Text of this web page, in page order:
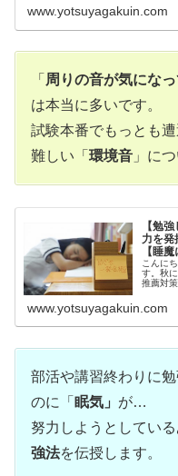
www.yotsuyagakuin.com
「 周りの音が気にな
は本当に多いです。
試験本番でもっとも
難しい「 環境音 」に
【勉
力を
【睡
こんに
す。秋
推薦対
www.yotsuyagakuin.com
部活や講習終わりに
のに「 眠気」 が…
努力しようとしている
強法を伝授します。